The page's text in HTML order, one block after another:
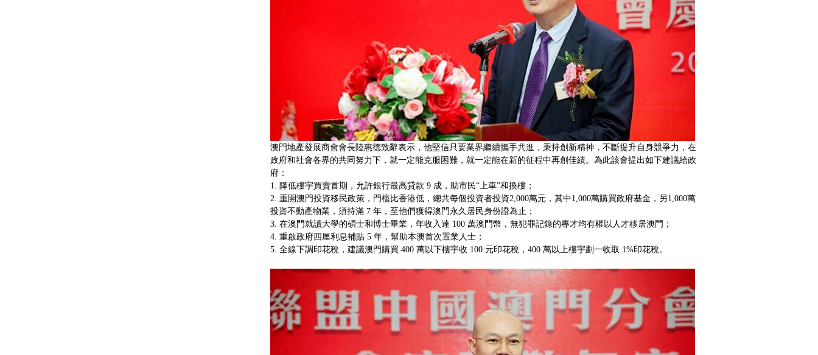
澳門地產發展商會會長陸惠德致辭表示，他堅信只要業界繼續攜手共進，秉持創新精神，不斷提升自身競爭力，在
政府和社會各界的共同努力下，就一定能克服困難，就一定能在新的征程中再創佳績。為此該會提出如下建議給政
府：
1. 降低樓宇買賣首期，允許銀行最高貸款 9 成，助市民“上車”和換樓；
2. 重開澳門投資移民政策，門檻比香港低，總共每個投資者投資2,000萬元，其中1,000萬購買政府基金，另1,000萬
投資不動產物業，須持滿 7 年，至他們獲得澳門永久居民身份證為止；
3. 在澳門就讀大學的碩士和博士畢業，年收入達 100 萬澳門幣，無犯罪記錄的專才均有權以人才移居澳門；
4. 重啟政府四厘利息補貼 5 年，幫助本澳首次置業人士；
5. 全線下調印花稅，建議澳門購買 400 萬以下樓宇收 100 元印花稅， 400 萬以上樓宇劃一收取 1%印花稅。